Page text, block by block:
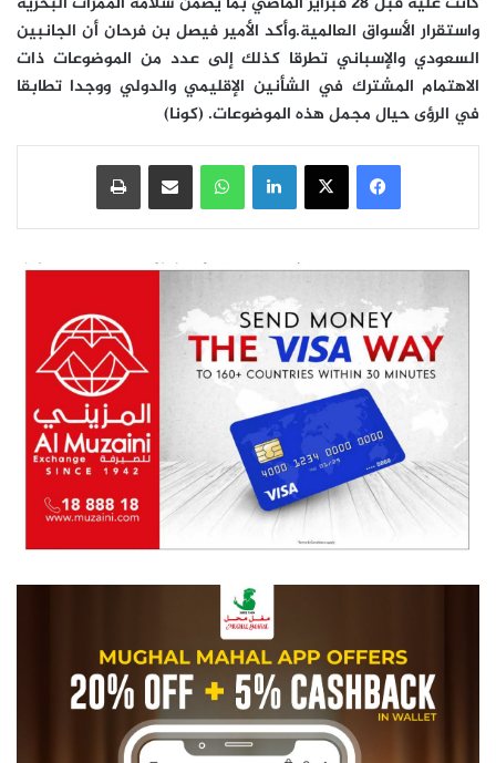
واستقرار الأسواق العالمية.وأكد الأمير فيصل بن فرحان أن الجانبين
السعودي والإسباني تطرقا كذلك إلى عدد من الموضوعات ذات
الاهتمام المشترك في الشأنين الإقليمي والدولي ووجدا تطابقا
في الرؤى حيال مجمل هذه الموضوعات. (كونا)
فيسبوك‫X لينكدإنواتساب مشاركة عبر البريد طباعة